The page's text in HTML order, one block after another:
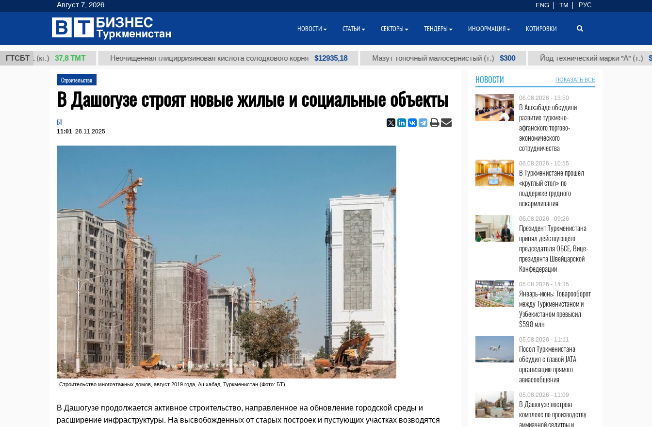
ГТСБТ
1 (кг.) 37,8 ТМТ Неочищенная глицирризиновая кислота солодкового корня $12935,18 Мазут топочный малосернистый (т.) $300 Йод технический марки "А" (т.) $86 000
Строительство
В Дашогузе строят новые жилые и социальные объекты
БТ
11:01 26.11.2025
Строительство многоэтажных домов, август 2019 года, Ашхабад, Туркменистан (Фото: БТ)
В Дашогузе продолжается активное строительство, направленное на обновление городской среды и
расширение инфраструктуры. На высвобожденных от старых построек и пустующих участках возводятся
НОВОСТИ ПОКАЗАТЬ ВСЕ
06.08.2026 - 13:50
В Ашхабаде обсудили
развитие туркмено-
афганского торгово-
экономического
сотрудничества
06.08.2026 - 10:55
В Туркменистане прошёл
«круглый стол» по
поддержке грудного
вскармливания
06.08.2026 - 09:26
Президент Туркменистана
принял действующего
председателя ОБСЕ, Вице-
президента Швейцарской
Конфедерации
05.08.2026 - 14:35
Январь-июнь: Товарооборот
между Туркменистаном и
Узбекистаном превысил
$598 млн
05.08.2026 - 11:11
Посол Туркменистана
обсудил с главой JATA
организацию прямого
авиасообщения
05.08.2026 - 11:09
В Дашогузе построят
комплекс по производству
аммиачной селитры и
Август 7, 2026 ENG TM РУС
НОВОСТИ СТАТЬИ СЕКТОРЫ ТЕНДЕРЫ ИНФОРМАЦИЯ КОТИРОВКИ